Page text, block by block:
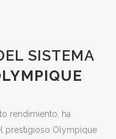
SISTEMA
rendimiento, ha
prestigioso Olympique